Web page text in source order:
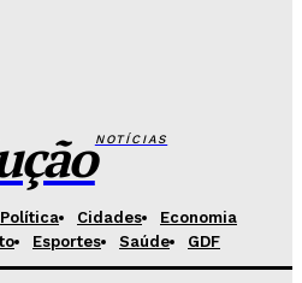
NOTÍCIAS
Política Cidades
Economia
Esportes Saúde GDF